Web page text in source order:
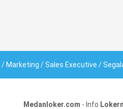
/ Marketing /Sales Executive /
Medanloker.com - Info